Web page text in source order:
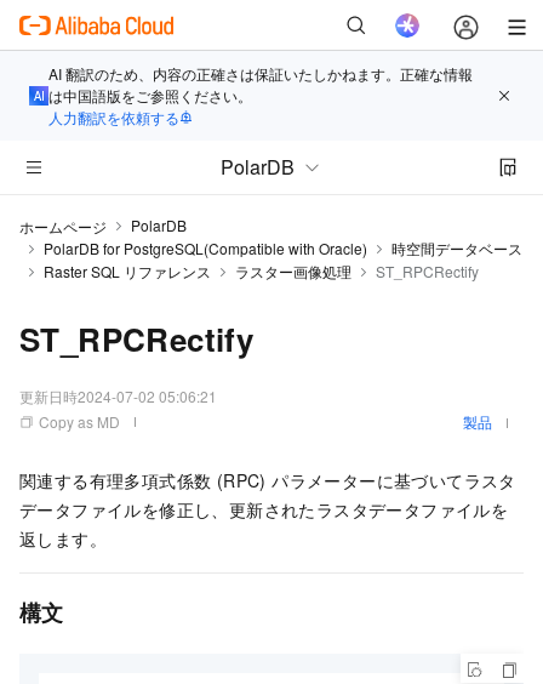
AI 翻訳のため、内容の正確さは保証いたしかねます。正確な情報
は中国語版をご参照ください。
人力翻訳を依頼する
PolarDB
ホームページ
PolarDB
PolarDB for PostgreSQL(Compatible with Oracle)
時空間データベース
Raster SQL リファレンス
ラスター画像処理 ST_RPCRectify
ST_RPCRectify
更新日時2024-07-02 05:06:21
Copy as MD
製品
関連する有理多項式係数 (RPC) パラメーターに基づいてラスタ
データファイルを修正し、更新されたラスタデータファイルを
返します。
構文